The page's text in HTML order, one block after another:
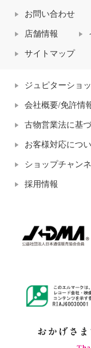
お問い合わせ
店舗情報
サイトマップ
ジュピターショ
会社概要/免許情
古物営業法に基
お客様対応につ
ショップチャン
採用情報